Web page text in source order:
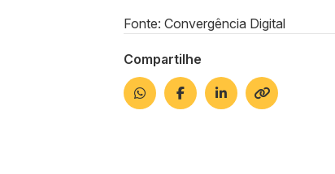
Fonte: Convergência Digital
Compartilhe